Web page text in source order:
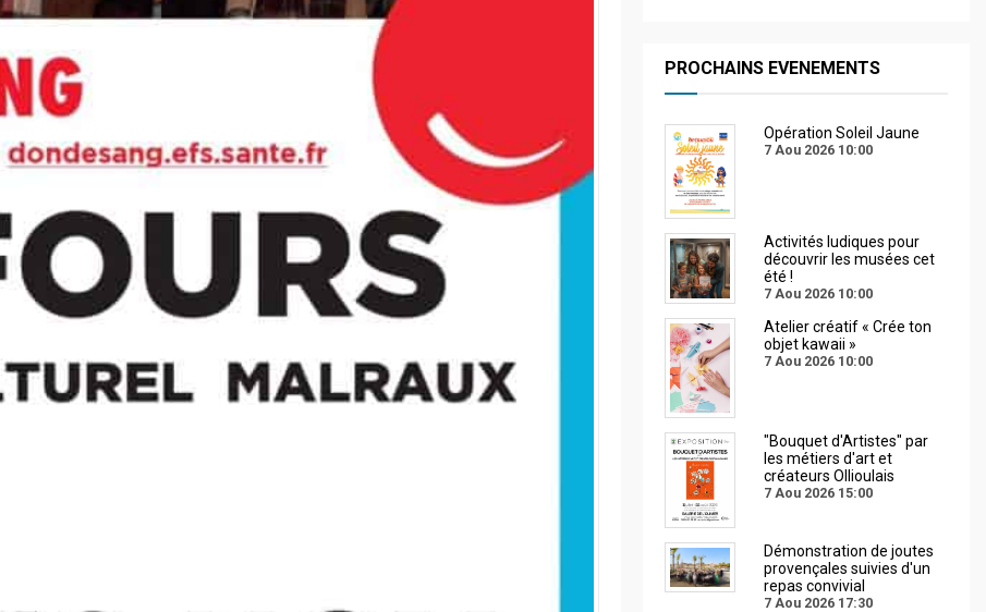
PROCHAINS EVENEMENTS
Opération Soleil Jaune
7 Aou 2026 10:00
Activités ludiques pour
découvrir les musées cet
été !
7 Aou 2026 10:00
Atelier créatif « Crée ton
objet kawaii »
7 Aou 2026 10:00
"Bouquet d'Artistes" par
les métiers d'art et
créateurs Ollioulais
7 Aou 2026 15:00
Démonstration de joutes
provençales suivies d'un
repas convivial
7 Aou 2026 17:30